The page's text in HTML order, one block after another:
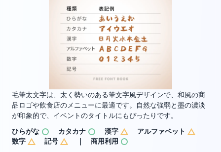
毛筆太文字は、太く勢いのある筆文字風デザインで、和風の商
品ロゴや飲食店のメニューに最適です。自然な強弱と墨の濃淡
が印象的で、イベントのタイトルにもぴったりです。
ひらがな
カタカナ 漢字
アルファベット
数字
記号 ｜ 商用利用